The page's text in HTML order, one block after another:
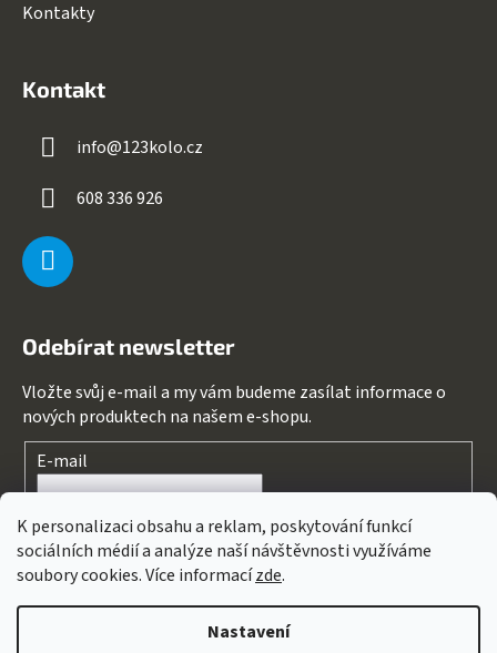
K personalizaci obsahu a reklam, poskytování funkcí
sociálních médií a analýze naší návštěvnosti využíváme
soubory cookies. Více informacízde.
Nastavení
Kontakty
Kontakt
info@123kolo.cz
608 336 926
Odebírat newsletter
Vložte svůj e-mail a my vám budeme zasílat informace o
nových produktech na našem e-shopu.
E-mail
Souhlasím spodmínkami ochrany osobních údajů
PŘIHLÁSIT SE